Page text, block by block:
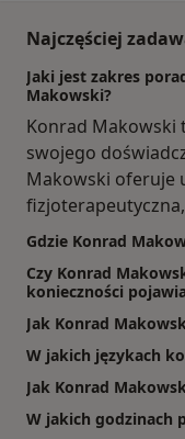
Najczęściej
Jaki jest zakres
Makowski?
Konrad Makowski
swojego
Makowski oferuje
Gdzie Konrad
Czy Konrad
konieczności
Jak Konrad
W jakich językach
Jak Konrad
W jakich godzinach